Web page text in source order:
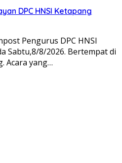
DPC HNSI Ketapang
Pengurus DPC HNSI
Sabtu,8/8/2026. Bertempat di
Acara yang…